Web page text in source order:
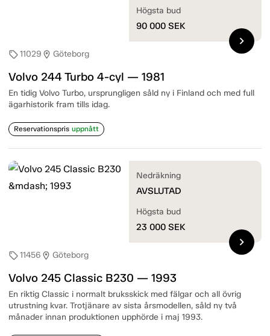
sell11029 location_on Göteborg
Volvo 244 Turbo 4-cyl — 1981
En tidig Volvo Turbo, ursprungligen såld ny i Finland och med full
ägarhistorik fram tills idag.
Reservationspris uppnått
Högsta bud
90 000 SEK
chevron_right
sell11456 location_on Göteborg
Volvo 245 Classic B230 — 1993
En riktig Classic i normalt bruksskick med fälgar och all övrig
utrustning kvar. Trotjänare av sista årsmodellen, såld ny två
månader innan produktionen upphörde i maj 1993.
Nedräkning
AVSLUTAD
Högsta bud
23 000 SEK
chevron_right